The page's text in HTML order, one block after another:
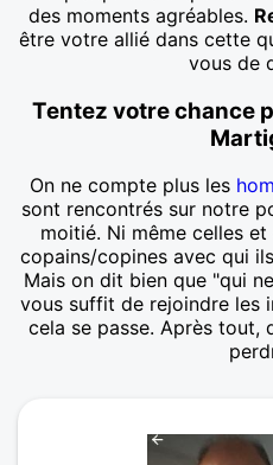
des moments agréables.
être votre allié dans cette
vous de
Tentez votre chance
On ne compte plus les
sont rencontrés sur notre
moitié. Ni même celles
copains/copines avec qui
Mais on dit bien que "qui
vous suffit de rejoindre les
cela se passe. Après tout,